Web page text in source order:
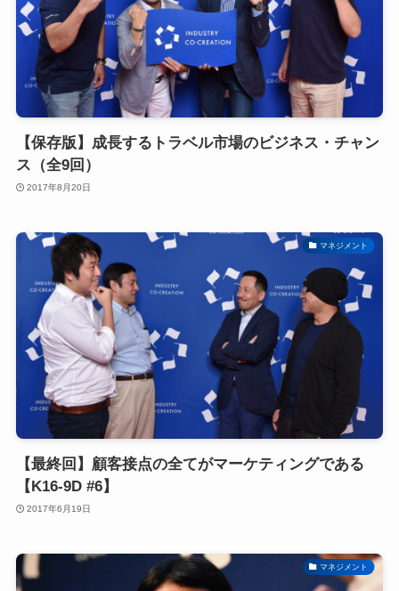
【保存版】成長するトラベル市場のビジネス・チャン
ス（全9回）
2017年8月20日
マネジメント
【最終回】顧客接点の全てがマーケティングである
【K16-9D #6】
2017年6月19日
マネジメント